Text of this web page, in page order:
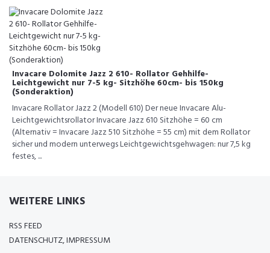
Invacare Dolomite Jazz 2 610- Rollator Gehhilfe-
Leichtgewicht nur 7-5 kg- Sitzhöhe 60cm- bis 150kg
(Sonderaktion)
Invacare Rollator Jazz 2 (Modell 610) Der neue Invacare Alu-
Leichtgewichtsrollator Invacare Jazz 610 Sitzhöhe = 60 cm
(Alternativ = Invacare Jazz 510 Sitzhöhe = 55 cm) mit dem Rollator
sicher und modern unterwegs Leichtgewichtsgehwagen: nur 7,5 kg
festes, ...
WEITERE LINKS
RSS FEED
DATENSCHUTZ, IMPRESSUM